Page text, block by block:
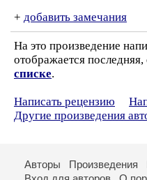
+ добавить замечания
На это произведение
отображается последняя,
списке.
Написать рецензию
Другие произведения
Авторы Произведения